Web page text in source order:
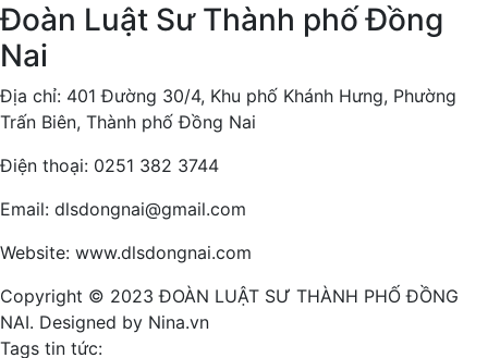
Đoàn Luật Sư Thành phố Đồng
Nai
Địa chỉ: 401 Đường 30/4, Khu phố Khánh Hưng, Phường
Trấn Biên, Thành phố Đồng Nai
Điện thoại: 0251 382 3744
Email: dlsdongnai@gmail.com
Website: www.dlsdongnai.com
Copyright © 2023 ĐOÀN LUẬT SƯ THÀNH PHỐ ĐỒNG
NAI. Designed by Nina.vn
Tags tin tức: